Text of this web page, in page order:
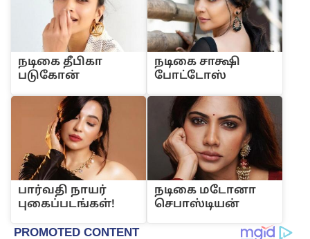
நடிகை தீபிகா
படுகோன்
நடிகை சாக்ஷி
போட்டோஸ்
பார்வதி நாயர்
புகைப்படங்கள்!
நடிகை மடோனா
செபாஸ்டியன்